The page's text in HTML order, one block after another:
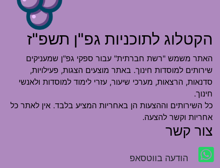
הקטלוג לתוכניות גפ"ן תשפ"ז
האתר משמש "רשת חברתית" עבור ספקי גפ"ן שמעניקים
שירותים למוסדות חינוך. באתר מוצעים הצגות, פעילויות,
סדנאות, הרצאות, מערכי שיעור, עזרי לימוד למוסדות ולאנשי
חינוך.
כל השירותים וההצעות הן באחריות המציע בלבד. אין לאתר כל
אחריות וקשר להצעה.
צור קשר
הודעה בווטסאפ